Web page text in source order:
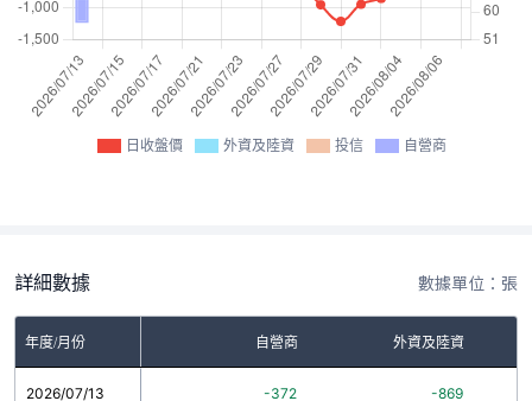
日收盤價 外資及陸資 投信 自營商
詳細數據 數據單位：張
年度/月份 自營商 外資及陸資
2026/07/13 -372 -869